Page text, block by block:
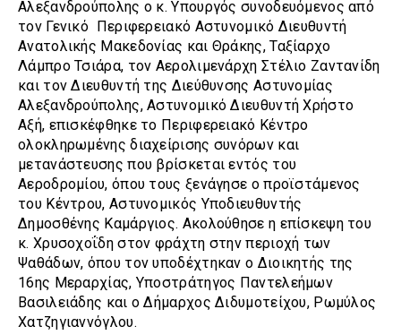
Αλεξανδρούπολης ο κ. Υπουργός συνοδευόμενος από
τον Γενικό Περιφερειακό Αστυνομικό Διευθυντή
Ανατολικής Μακεδονίας και Θράκης, Ταξίαρχο
Λάμπρο Τσιάρα, τον Αερολιμενάρχη Στέλιο Ζαντανίδη
και τον Διευθυντή της Διεύθυνσης Αστυνομίας
Αλεξανδρούπολης, Αστυνομικό Διευθυντή Χρήστο
Αξή, επισκέφθηκε το Περιφερειακό Κέντρο
ολοκληρωμένης διαχείρισης συνόρων και
μετανάστευσης που βρίσκεται εντός του
Αεροδρομίου, όπου τους ξενάγησε ο προϊστάμενος
του Κέντρου, Αστυνομικός Υποδιευθυντής
Δημοσθένης Καμάργιος. Ακολούθησε η επίσκεψη του
κ. Χρυσοχοΐδη στον φράχτη στην περιοχή των
Ψαθάδων, όπου τον υποδέχτηκαν ο Διοικητής της
16ης Μεραρχίας, Υποστράτηγος Παντελεήμων
Βασιλειάδης και ο Δήμαρχος Διδυμοτείχου, Ρωμύλος
Χατζηγιαννόγλου.